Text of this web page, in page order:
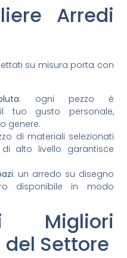
Arredi
su misura porta con
: ogni pezzo è
tuo gusto personale,
genere.
di materiali selezionati
alto livello garantisce
: un arredo su disegno
disponibile in modo
Migliori
Settore